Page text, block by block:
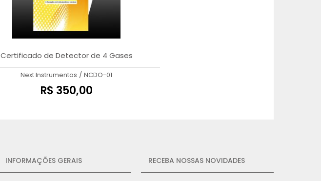
Certificado de Detector de 4 Gases
Next Instrumentos / NCDO-01
R$ 350,00
INFORMAÇÕES GERAIS RECEBA NOSSAS NOVIDADES